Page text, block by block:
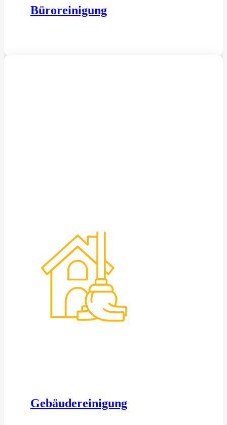
Büroreinigung
Gebäudereinigung